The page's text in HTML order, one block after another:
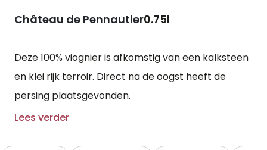
Château de Pennautier0.75l
Deze 100% viognier is afkomstig van een kalksteen
en klei rijk terroir. Direct na de oogst heeft de
persing plaatsgevonden.
Lees verder